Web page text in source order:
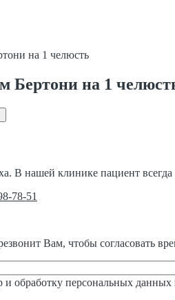
на 1 челюсть
Бертони на 1
В нашей клинике пациент
78-51
Вам, чтобы согласовать
и обработку персональных данных